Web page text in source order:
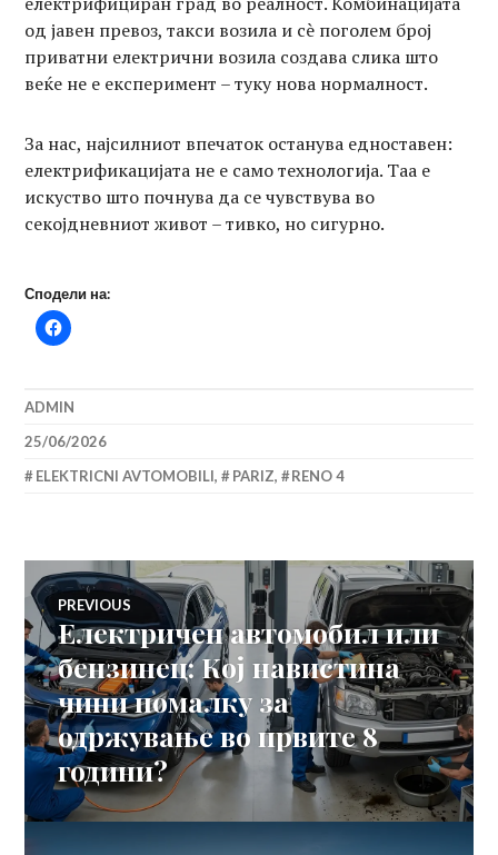
од јавен превоз, такси возила и сè поголем број
приватни електрични возила создава слика што
веќе не е експеримент – туку нова нормалност.
За нас, најсилниот впечаток останува едноставен:
електрификацијата не е само технологија. Таа е
искуство што почнува да се чувствува во
секојдневниот живот – тивко, но сигурно.
Сподели на:
ADMIN
25/06/2026
ELEKTRICNI AVTOMOBILI, PARIZ, RENO 4
Навигација
на
напис
PREVIOUS
Previous
post:
Електричен автомобил или
бензинец: Кој навистина
чини помалку за
одржување во првите 8
години?